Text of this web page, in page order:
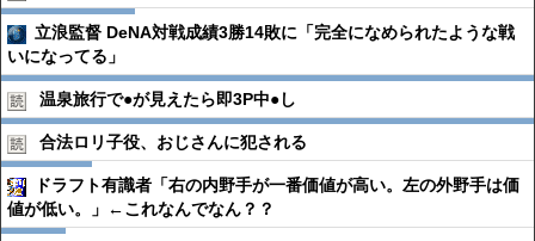
立浪監督 DeNA対戦成績3勝14敗に「完全になめられたような戦
いになってる」
温泉旅行で●︎が見えたら即3P中●︎し
合法ロリ子役、おじさんに犯される
ドラフト有識者「右の内野手が一番価値が高い。左の外野手は価
値が低い。」←これなんでなん？？